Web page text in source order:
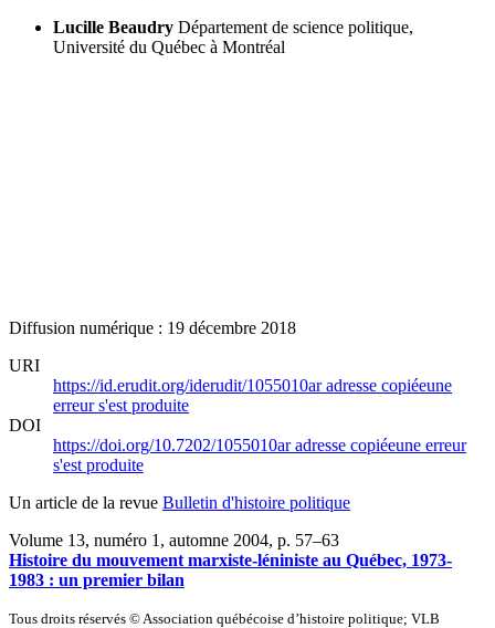
Lucille Beaudry Département de science politique,
Université du Québec à Montréal
Diffusion numérique : 19 décembre 2018
URI
https://id.erudit.org/iderudit/1055010aradresse copiéeune
erreur s'est produite
DOI
https://doi.org/10.7202/1055010aradresse copiéeune erreur
s'est produite
Un article de la revue Bulletin d'histoire politique
Volume 13, numéro 1, automne 2004, p. 57–63
Histoire du mouvement marxiste-léniniste au Québec, 1973-
1983 : un premier bilan
Tous droits réservés © Association québécoise d’histoire politique; VLB